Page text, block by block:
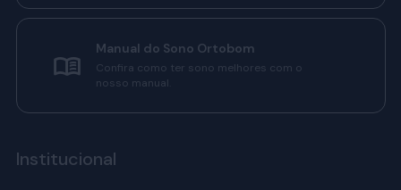
Manual do Sono Ortobom
Confira como ter sono melhores com o
nosso manual.
Institucional